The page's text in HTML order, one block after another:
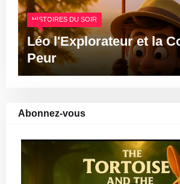
HISTOIRES DU SOIR
Léo l'Explorateur et la
Peur
Abonnez-vous